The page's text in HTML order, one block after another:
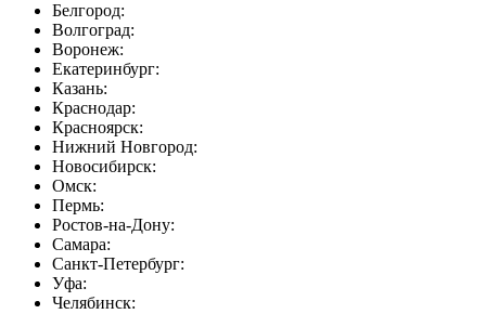
Белгород:
Волгоград:
Воронеж:
Екатеринбург:
Казань:
Краснодар:
Красноярск:
Нижний Новгород:
Новосибирск:
Омск:
Пермь:
Ростов-на-Дону:
Самара:
Санкт-Петербург:
Уфа:
Челябинск: